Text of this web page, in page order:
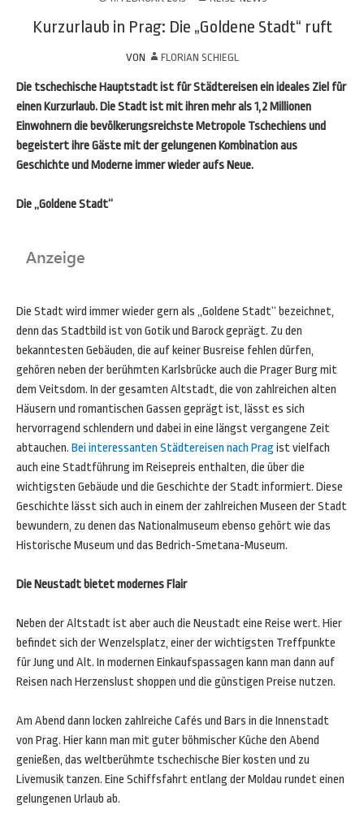
Kurzurlaub in Prag: Die „Goldene Stadt“ ruft
VON FLORIAN SCHIEGL
Die tschechische Hauptstadt ist für Städtereisen ein ideales Ziel für
einen Kurzurlaub. Die Stadt ist mit ihren mehr als 1,2 Millionen
Einwohnern die bevölkerungsreichste Metropole Tschechiens und
begeistert ihre Gäste mit der gelungenen Kombination aus
Geschichte und Moderne immer wieder aufs Neue.
Die „Goldene Stadt“
Die Stadt wird immer wieder gern als „Goldene Stadt“ bezeichnet,
denn das Stadtbild ist von Gotik und Barock geprägt. Zu den
bekanntesten Gebäuden, die auf keiner Busreise fehlen dürfen,
gehören neben der berühmten Karlsbrücke auch die Prager Burg mit
dem Veitsdom. In der gesamten Altstadt, die von zahlreichen alten
Häusern und romantischen Gassen geprägt ist, lässt es sich
hervorragend schlendern und dabei in eine längst vergangene Zeit
abtauchen. Bei interessanten Städtereisen nach Pragist vielfach
auch eine Stadtführung im Reisepreis enthalten, die über die
wichtigsten Gebäude und die Geschichte der Stadt informiert. Diese
Geschichte lässt sich auch in einem der zahlreichen Museen der Stadt
bewundern, zu denen das Nationalmuseum ebenso gehört wie das
Historische Museum und das Bedrich-Smetana-Museum.
Die Neustadt bietet modernes Flair
Neben der Altstadt ist aber auch die Neustadt eine Reise wert. Hier
befindet sich der Wenzelsplatz, einer der wichtigsten Treffpunkte
für Jung und Alt. In modernen Einkaufspassagen kann man dann auf
Reisen nach Herzenslust shoppen und die günstigen Preise nutzen.
Am Abend dann locken zahlreiche Cafés und Bars in die Innenstadt
von Prag. Hier kann man mit guter böhmischer Küche den Abend
genießen, das weltberühmte tschechische Bier kosten und zu
Livemusik tanzen. Eine Schiffsfahrt entlang der Moldau rundet einen
gelungenen Urlaub ab.